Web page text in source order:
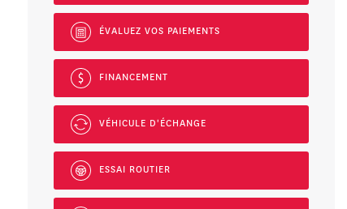
ÉVALUEZ VOS PAIEMENTS
FINANCEMENT
VÉHICULE D'ÉCHANGE
ESSAI ROUTIER